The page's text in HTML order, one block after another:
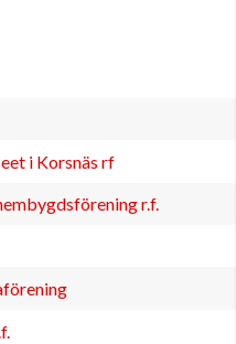
i Korsnäs rf
r.f.